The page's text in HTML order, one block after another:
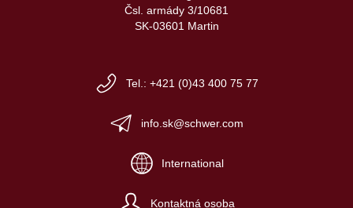
Čsl. armády 3/10681
SK-03601 Martin
Tel.: +421 (0)43 400 75 77
info.sk@schwer.com
International
Kontaktná osoba